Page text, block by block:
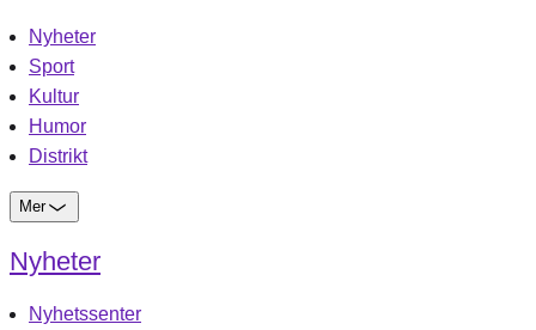
Nyheter
Sport
Kultur
Humor
Distrikt
Mer
Nyheter
Nyhetssenter